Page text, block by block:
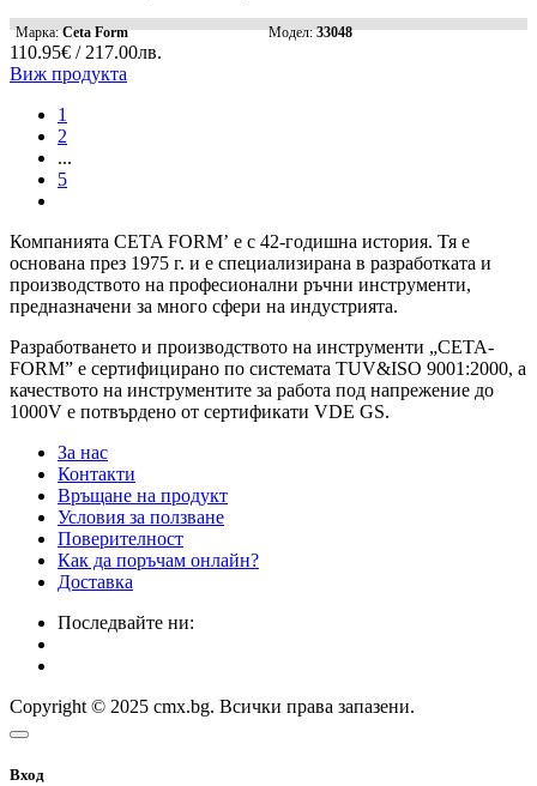
Марка:Ceta Form Модел:33048
110.95€ / 217.00лв.
Виж продукта
1
2
...
5
Компанията CETA FORM’ е с 42-годишна история. Тя е
основана през 1975 г. и е специализирана в разработката и
производството на професионални ръчни инструменти,
предназначени за много сфери на индустрията.
Разработването и производството на инструменти „CETA-
FORM” е сертифицирано по системата TUV&ISO 9001:2000, а
качеството на инструментите за работа под напрежение до
1000V е потвърдено от сертификати VDE GS.
За нас
Контакти
Връщане на продукт
Условия за ползване
Поверителност
Как да поръчам онлайн?
Доставка
Последвайте ни:
Copyright © 2025 cmx.bg. Всички права запазени.
Вход